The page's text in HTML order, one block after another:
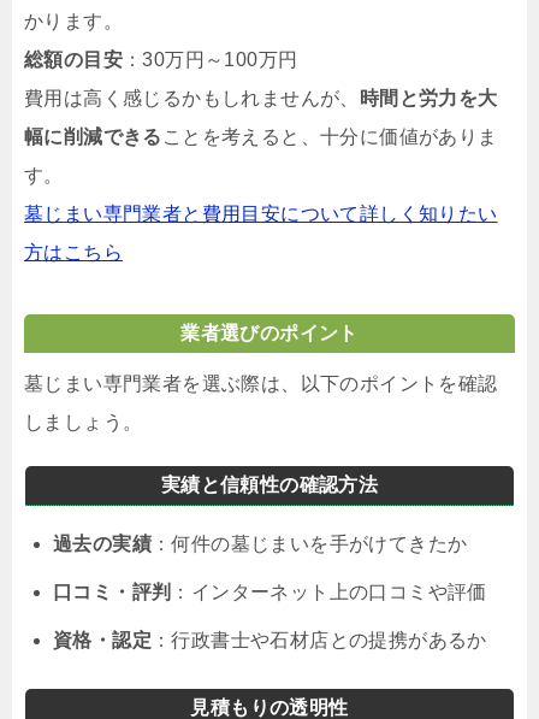
かります。
総額の目安 ：30万円～100万円
費用は高く感じるかもしれませんが、
時間と労力を大
幅に削減できる ことを考えると、十分に価値がありま
す。
墓じまい専門業者と費用目安について詳しく知りたい
方はこちら
業者選びのポイント
墓じまい専門業者を選ぶ際は、以下のポイントを確認
しましょう。
実績と信頼性の確認方法
過去の実績 ：何件の墓じまいを手がけてきたか
口コミ・評判 ：インターネット上の口コミや評価
資格・認定 ：行政書士や石材店との提携があるか
見積もりの透明性